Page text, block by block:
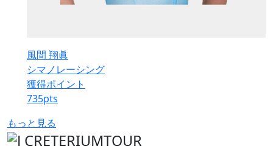
風間 翔眞
シマノレーシング
獲得ポイント
735pts
もっと見る